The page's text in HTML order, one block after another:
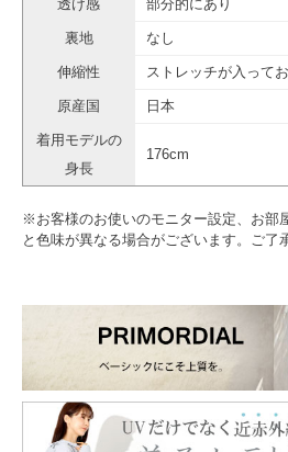
透け感 部分的にあり
裏地 なし
伸縮性 ストレッチが入って
原産国 日本
着用モデルの
身長
176cm
※お客様のお使いのモニター設定、お部
と色味が異なる場合がございます。ご了